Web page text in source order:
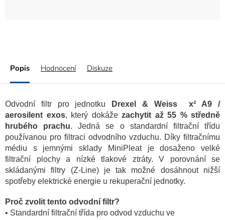
Popis Hodnocení Diskuze
Odvodní filtr pro jednotku
Drexel & Weiss x² A9 /
aerosilent exos, který dokáže zachytit až 55 % středně
hrubého prachu. Jedná se o standardní filtrační třídu
používanou pro filtraci odvodního vzduchu. Díky filtračnímu
médiu s jemnými sklady MiniPleat je dosaženo velké
filtrační plochy a nízké tlakové ztráty. V porovnání se
skládanými filtry (Z-Line) je tak možné dosáhnout nižší
spotřeby elektrické energie u rekuperační jednotky.
Proč zvolit tento odvodní filtr?
• Standardní filtrační třída pro odvod vzduchu ve